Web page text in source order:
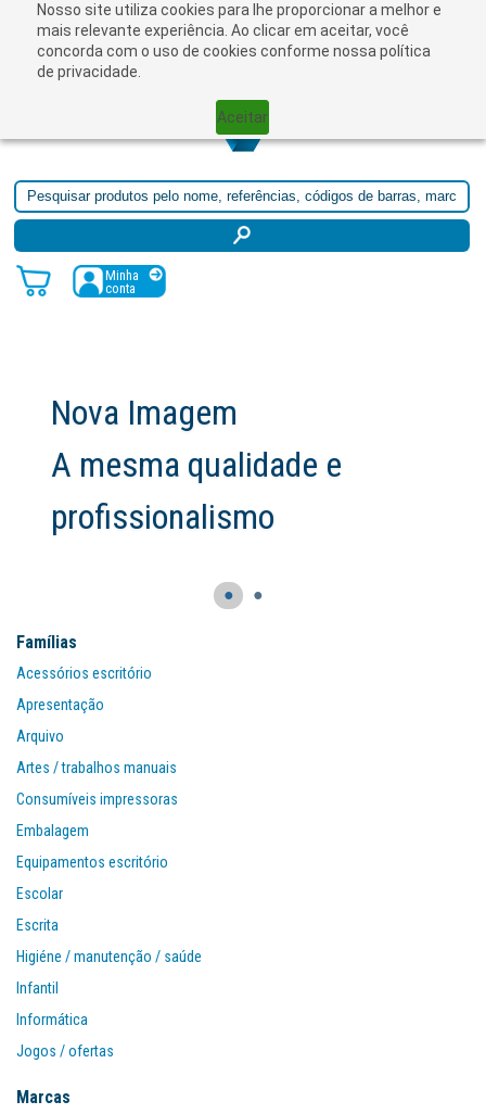
Nosso site utiliza cookies para lhe proporcionar a melhor e
mais relevante experiência. Ao clicar em aceitar, você
concorda com o uso de cookies conforme nossa política
de privacidade.
Aceitar
Minha
conta
Nova Imagem
A mesma qualidade e
profissionalismo
● ●
Famílias
Acessórios escritório
Apresentação
Arquivo
Artes / trabalhos manuais
Consumíveis impressoras
Embalagem
Equipamentos escritório
Escolar
Escrita
Higiéne / manutenção / saúde
Infantil
Informática
Jogos / ofertas
Marcas